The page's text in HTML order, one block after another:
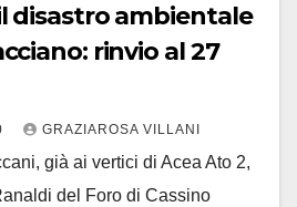
disastro ambientale
rinvio al 27
GRAZIAROSA VILLANI
già ai vertici di Acea Ato 2,
del Foro di Cassino